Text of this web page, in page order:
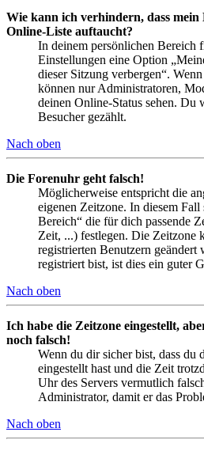
Wie kann ich verhindern, dass mein
Online-Liste auftaucht?
In deinem persönlichen Bereich
Einstellungen eine Option
dieser Sitzung verbergen“.
können nur Administratoren,
deinen Online-Status sehen. Du
Besucher gezählt.
Nach oben
Die Forenuhr geht falsch!
Möglicherweise entspricht die
eigenen Zeitzone. In diesem
Bereich“ die für dich passende
Zeit, ...) festlegen. Die Zeitzone
registrierten Benutzern
registriert bist, ist dies ein guter
Nach oben
Ich habe die Zeitzone eingestellt,
noch falsch!
Wenn du dir sicher bist, dass du
eingestellt hast und die Zeit
Uhr des Servers vermutlich
Administrator, damit er das
Nach oben